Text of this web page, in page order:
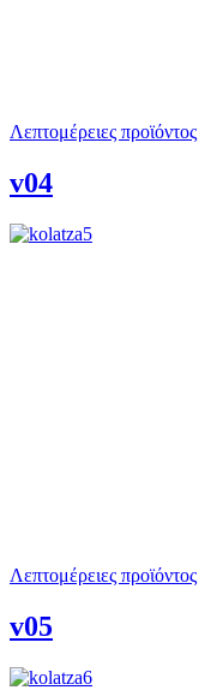
Λεπτομέρειες προϊόντος
v04
Λεπτομέρειες προϊόντος
v05